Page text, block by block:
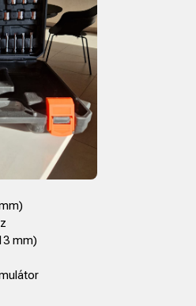
mm)